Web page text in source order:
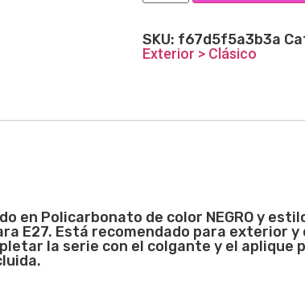
SKU: f67d5f5a3b3a
Exterior > Clásico
en Policarbonato de color NEGRO y
E27. Está recomendado para exterior
la serie con el colgante y el